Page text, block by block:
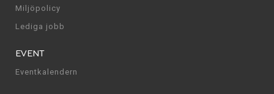
Miljöpolicy
Lediga jobb
EVENT
Eventkalendern